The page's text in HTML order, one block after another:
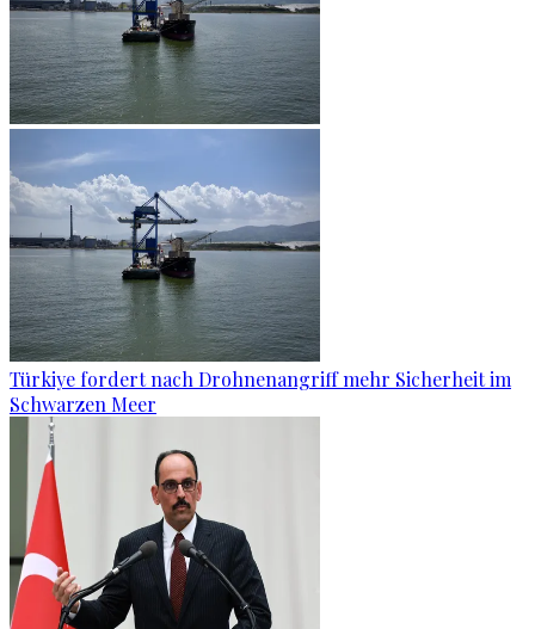
Türkiye fordert nach Drohnenangriff mehr Sicherheit im
Schwarzen Meer